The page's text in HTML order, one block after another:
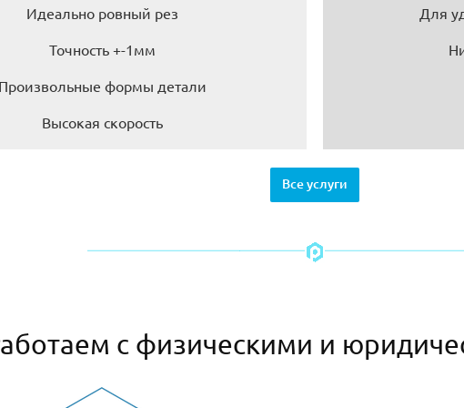
Идеально ровный рез
Точность +-1мм
формы детали
Высокая скорость
Для
Все услуги
с физическими и